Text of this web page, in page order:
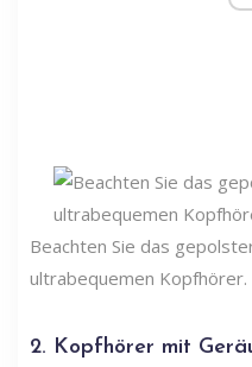
Beachten Sie das
ultrabequemen Kopfhörer.
2. Kopfhörer mit